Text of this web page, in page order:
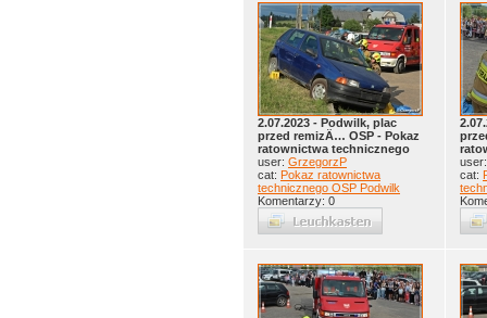
2.07.2023 - Podwilk, plac
przed remizÄ… OSP - Pokaz
ratownictwa technicznego
user: GrzegorzP
cat: Pokaz ratownictwa
technicznego OSP Podwilk
Komentarzy: 0
cat: